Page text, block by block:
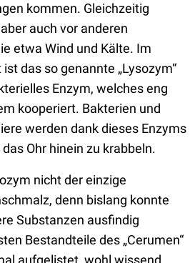
kommen. Gleichzeitig
auch vor anderen
etwa Wind und Kälte. Im
das so genannte „Lysozym“
Enzym, welches eng
kooperiert. Bakterien und
werden dank dieses Enzyms
Ohr hinein zu krabbeln.
nicht der einzige
denn bislang konnte
Substanzen ausfindig
Bestandteile des „Cerumen“
aufgelistet, wohl wissend,